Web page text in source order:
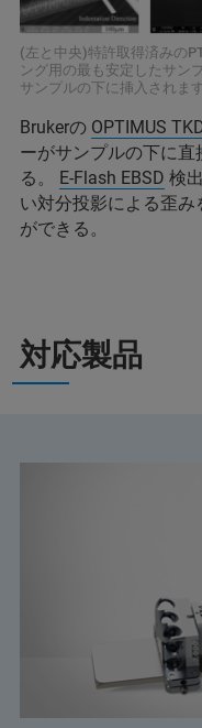
(左と中央)特許取得済みの
ング用の最も安定したサン
サンプルの下に挿入されます
Brukerの OPTIMUS
ーがサンプルの下に
る。
E-Flash EBSD 検
い対分投影による歪み
ができる。
対応製品